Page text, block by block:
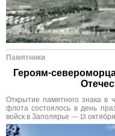
Памятники
Героям-
Открытие памятного знака в
флота состоялось в день
войск в Заполярье — 13